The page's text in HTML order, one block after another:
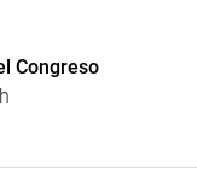
Congreso